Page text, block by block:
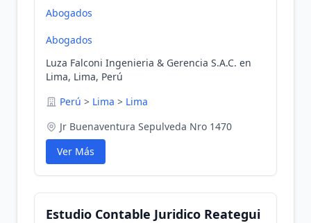
Abogados
Abogados
Luza Falconi Ingenieria & Gerencia S.A.C. en
Lima, Lima, Perú
Perú > Lima > Lima
Jr Buenaventura Sepulveda Nro 1470
Ver Más
Estudio Contable Juridico Reategui